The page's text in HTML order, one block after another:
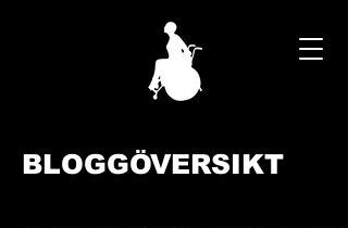
BLOGGÖVERSIKT